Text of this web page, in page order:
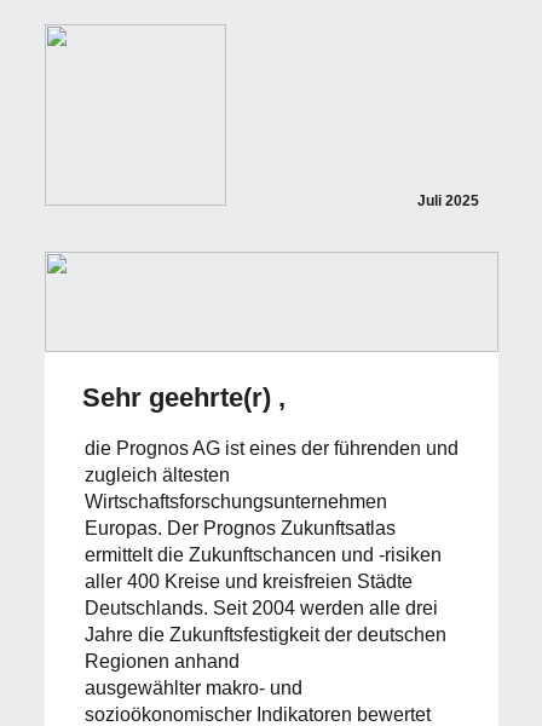
Juli 2025
Sehr geehrte(r) ,
die Prognos AG ist eines der führenden und
zugleich ältesten
Wirtschaftsforschungsunternehmen
Europas. Der Prognos Zukunftsatlas
ermittelt die Zukunftschancen und -risiken
aller 400 Kreise und kreisfreien Städte
Deutschlands. Seit 2004 werden alle drei
Jahre die Zukunftsfestigkeit der deutschen
Regionen anhand
ausgewählter makro- und
sozioökonomischer Indikatoren bewertet